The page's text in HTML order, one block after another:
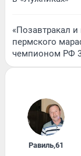
«Позавтракал
пермского
чемпионом РФ
Равиль,61